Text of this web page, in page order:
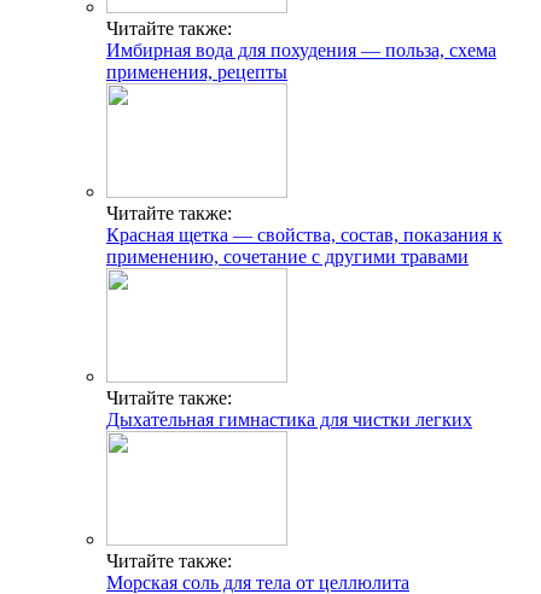
Читайте также:
Имбирная вода для похудения — польза, схема
применения, рецепты
Читайте также:
Красная щетка — свойства, состав, показания к
применению, сочетание с другими травами
Читайте также:
Дыхательная гимнастика для чистки легких
Читайте также:
Морская соль для тела от целлюлита